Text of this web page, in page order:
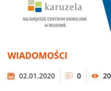
WIADOMOŚCI
02.01.2020 0